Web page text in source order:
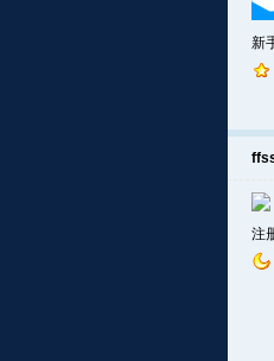
新
注